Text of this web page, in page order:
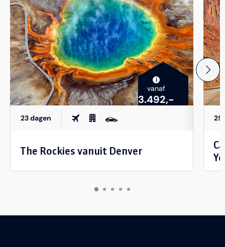
i
vanaf
3.492,-
23 dagen
The Rockies vanuit Denver
25